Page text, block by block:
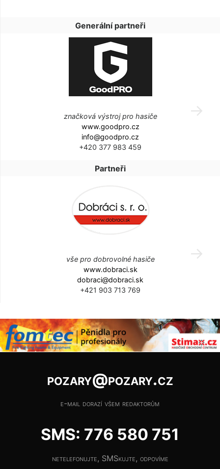
Generální partneři
značková výstroj pro hasiče
www.goodpro.cz
info@goodpro.cz
+420 377 983 459
Partneři
vše pro dobrovolné hasiče
www.dobraci.sk
dobraci@dobraci.sk
+421 903 713 769
pozary@pozary.cz
e-mail dorazí všem redaktorům
SMS: 776 580 751
netelefonujte, SMSkujte, odpovíme